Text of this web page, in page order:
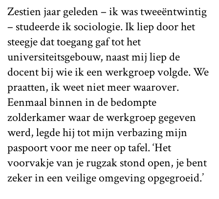
Zestien jaar geleden – ik was tweeëntwintig
– studeerde ik sociologie. Ik liep door het
steegje dat toegang gaf tot het
universiteitsgebouw, naast mij liep de
docent bij wie ik een werkgroep volgde. We
praatten, ik weet niet meer waarover.
Eenmaal binnen in de bedompte
zolderkamer waar de werkgroep gegeven
werd, legde hij tot mijn verbazing mijn
paspoort voor me neer op tafel. ‘Het
voorvakje van je rugzak stond open, je bent
zeker in een veilige omgeving opgegroeid.’